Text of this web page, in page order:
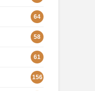
64
58
61
156